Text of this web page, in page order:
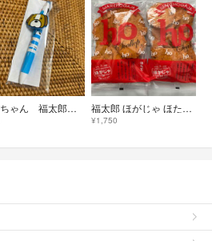
ふくちゃん 福太郎 オリジナルラバー付きボールペン 非売品 新品 福太郎 ほがじゃ ほたて 180g × 2袋
¥1,750